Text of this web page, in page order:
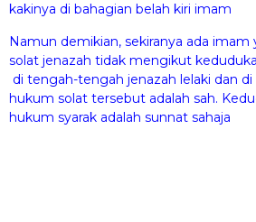
kakinya di bahagian belah kiri imam
Namun demikian, sekiranya ada imam
solat jenazah tidak mengikut
di tengah-tengah jenazah lelaki dan
hukum solat tersebut adalah sah.
hukum syarak adalah sunnat sahaja